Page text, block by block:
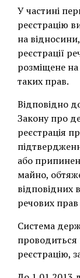
У частині
реєстрацію
на
реєстрації
розміщене на
таких прав.
Відповідно
Закону про
реєстрація
або
майно,
відповідних
речових
Система
проводиться
реєстрацію,